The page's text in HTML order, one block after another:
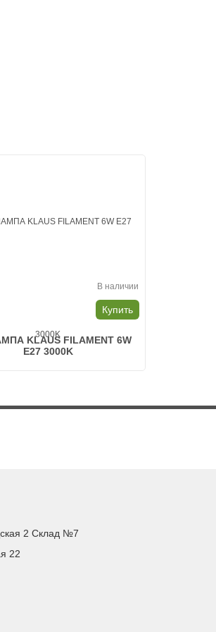
В наличии
Купить
KLAUS FILAMENT 6W
E27 3000K
2 Склад №7
22